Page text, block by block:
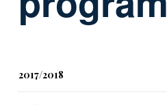
2017/2018